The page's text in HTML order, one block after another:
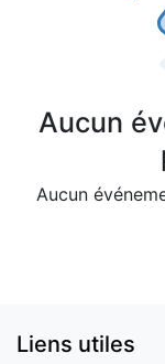
Aucun
Aucun
Liens utiles